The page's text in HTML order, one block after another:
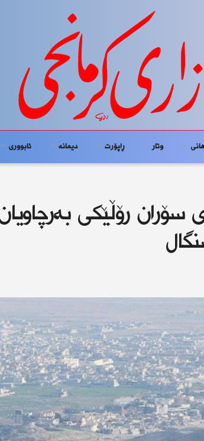
وتار ڕاپۆرت دیمانە ئابوورى
سۆران رۆڵێكی